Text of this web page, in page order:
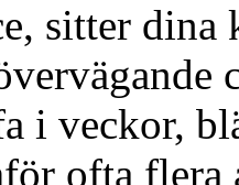
sitter dina
i veckor,
ofta flera